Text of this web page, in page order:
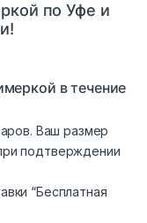
по Уфе и
в течение
Ваш размер
подтверждении
“Бесплатная